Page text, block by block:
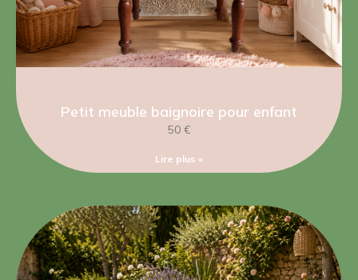
Petit meuble baignoire pour enfant
50 €
Lire plus »